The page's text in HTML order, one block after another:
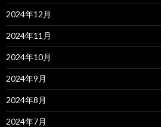
2024年12月
2024年11月
2024年10月
2024年9月
2024年8月
2024年7月